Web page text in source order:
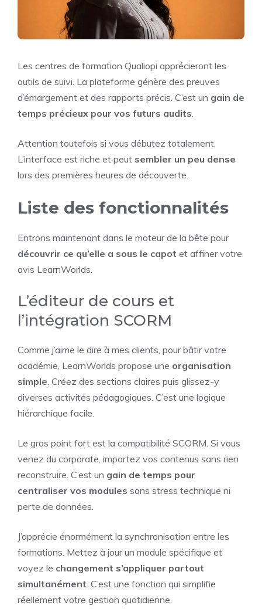
Les centres de formation Qualiopi apprécieront les
outils de suivi. La plateforme génère des preuves
d’émargement et des rapports précis. C’est un gain de
temps précieux pour vos futurs audits
Attention toutefois si vous débutez totalement.
L’interface est riche et peut sembler un peu dense
lors des premières heures de découverte.
Liste des fonctionnalités
Entrons maintenant dans le moteur de la bête pour
découvrir ce qu’elle a sous le capot et affiner votre
avis LearnWorlds.
L’éditeur de cours et
l’intégration SCORM
Comme j’aime le dire à mes clients, pour bâtir votre
académie, LearnWorlds propose une organisation
simple . Créez des sections claires puis glissez-y
diverses activités pédagogiques. C’est une logique
hiérarchique facile.
Le gros point fort est la compatibilité SCORM. Si vous
venez du corporate, importez vos contenus sans rien
reconstruire. C’est un gain de temps pour
centraliser vos modules sans stress technique ni
perte de données.
J’apprécie énormément la synchronisation entre les
formations. Mettez à jour un module spécifique et
voyez le changement s’appliquer partout
simultanément . C’est une fonction qui simplifie
réellement votre gestion quotidienne.